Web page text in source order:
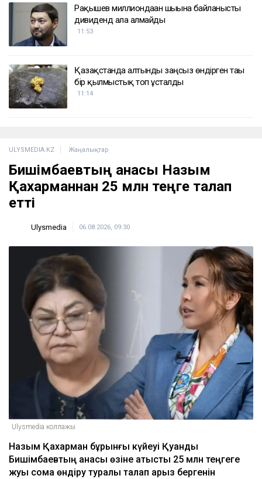
Рақышев миллиондаған шығынға байланысты
дивиденд ала алмайды
11:53
Қазақстанда алтынды заңсыз өндірген тағы
бір қылмыстық топ ұсталды
11:14
ULYSMEDIA.KZ Жаңалықтар
Бишімбаевтың анасы Назым
Қахарманнан 25 млн теңге талап
етті
Ulysmedia 06.08.2026, 09:30
Ulysmedia коллажы
Назым Қахарман бұрынғы күйеуі Қуандық
Бишімбаевтың анасы өзіне қатысты 25 млн теңгеге
жуық сома өндіру туралы талап арыз бергенін